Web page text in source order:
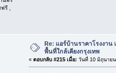
รี ,
Re: แอร์บ้านราคาโรงงาน
พื้นที่ใกล้เคียงกรุงเทพ
« ตอบกลับ #215 เมื่อ: วันที่ 10 มิถุนาย